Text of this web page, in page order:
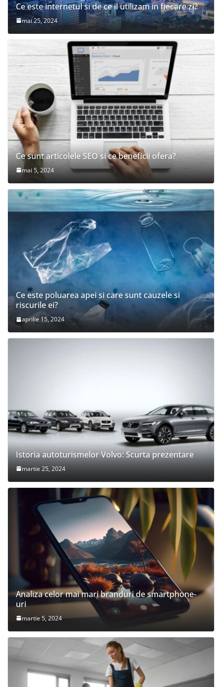
Ce este internetul si de ce il utilizam in fiecare zi?
mai 25, 2024
Ce sunt articolele SEO si ce beneficii ofera?
mai 5, 2024
Ce este poluarea apei si care sunt cauzele si
riscurile ei?
aprilie 15, 2024
Istoria autoturismelor Volvo: Scurta prezentare
martie 25, 2024
Analiza celor mai mari branduri de smartphone-
uri
martie 5, 2024